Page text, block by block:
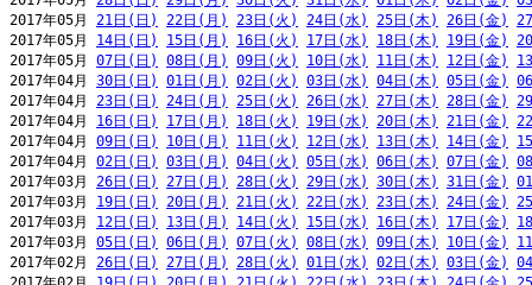
2017年05月 21日(日) 22日(月) 23日(火) 24日(水) 25日(木) 26日(金)
2017年05月 14日(日) 15日(月) 16日(火) 17日(水) 18日(木) 19日(金)
2017年05月 07日(日) 08日(月) 09日(火) 10日(水) 11日(木) 12日(金)
2017年04月 30日(日) 01日(月) 02日(火) 03日(水) 04日(木) 05日(金)
2017年04月 23日(日) 24日(月) 25日(火) 26日(水) 27日(木) 28日(金)
2017年04月 16日(日) 17日(月) 18日(火) 19日(水) 20日(木) 21日(金)
2017年04月 09日(日) 10日(月) 11日(火) 12日(水) 13日(木) 14日(金)
2017年04月 02日(日) 03日(月) 04日(火) 05日(水) 06日(木) 07日(金)
2017年03月 26日(日) 27日(月) 28日(火) 29日(水) 30日(木) 31日(金)
2017年03月 19日(日) 20日(月) 21日(火) 22日(水) 23日(木) 24日(金)
2017年03月 12日(日) 13日(月) 14日(火) 15日(水) 16日(木) 17日(金)
2017年03月 05日(日) 06日(月) 07日(火) 08日(水) 09日(木) 10日(金)
2017年02月 26日(日) 27日(月) 28日(火) 01日(水) 02日(木) 03日(金)